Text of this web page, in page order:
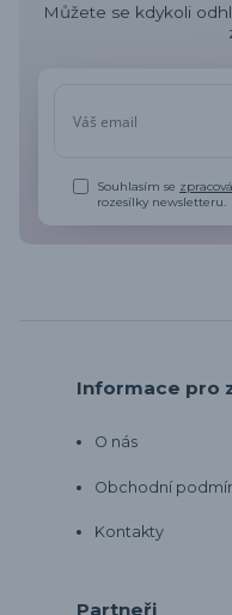
Můžete se kdykoli
Souhlasím se
rozesílky newsletteru.
Informace pro
O nás
Obchodní
Kontakty
Partneři